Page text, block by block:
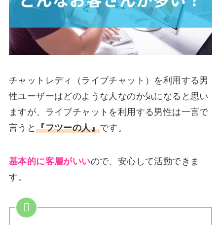
チャットレディ（ライブチャット）を利用する男
性ユーザーはどのような人なのか気になると思い
ますが、ライブチャットを利用する男性は一言で
言うと『フツーの人』です。
基本的に客層がいいので、安心して活動できま
す。